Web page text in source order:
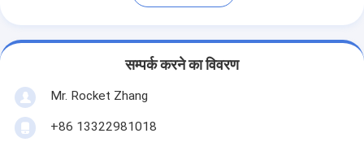
सम्पर्क करने का विवरण
Mr. Rocket Zhang
+86 13322981018